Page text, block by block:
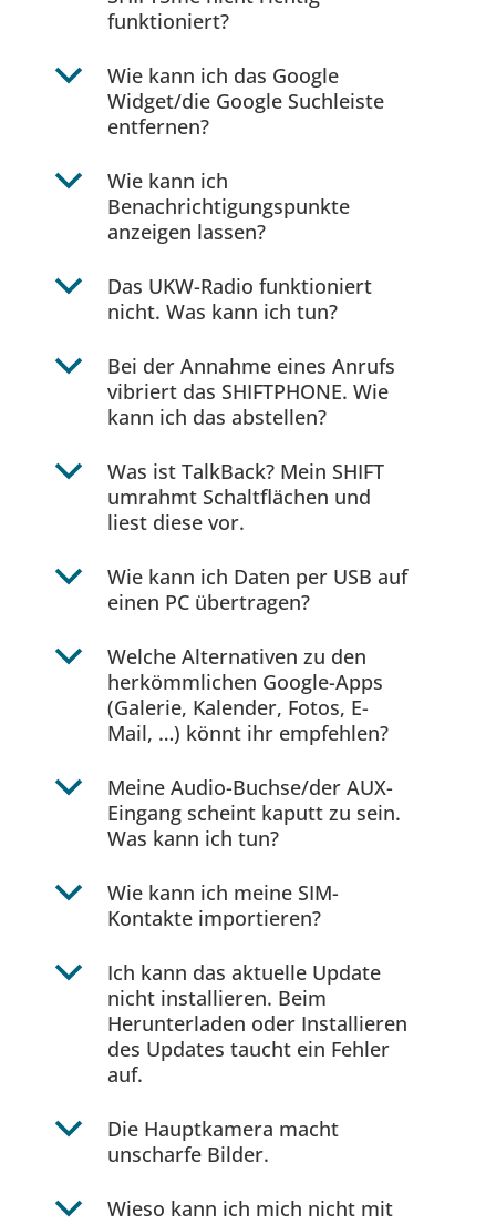
funktioniert?
b
Wie kann ich das Google
Widget/die Google Suchleiste
entfernen?
b
Wie kann ich
Benachrichtigungspunkte
anzeigen lassen?
b
Das UKW-Radio funktioniert
nicht. Was kann ich tun?
b
Bei der Annahme eines Anrufs
vibriert das SHIFTPHONE. Wie
kann ich das abstellen?
b
Was ist TalkBack? Mein SHIFT
umrahmt Schaltflächen und
liest diese vor.
b
Wie kann ich Daten per USB auf
einen PC übertragen?
b
Welche Alternativen zu den
herkömmlichen Google-Apps
(Galerie, Kalender, Fotos, E-
Mail, …) könnt ihr empfehlen?
b
Meine Audio-Buchse/der AUX-
Eingang scheint kaputt zu sein.
Was kann ich tun?
b
Wie kann ich meine SIM-
Kontakte importieren?
b
Ich kann das aktuelle Update
nicht installieren. Beim
Herunterladen oder Installieren
des Updates taucht ein Fehler
auf.
b
Die Hauptkamera macht
unscharfe Bilder.
b
Wieso kann ich mich nicht mit